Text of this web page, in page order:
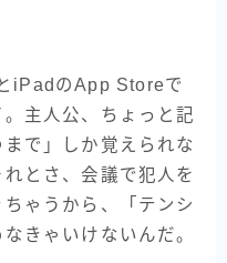
iPadのApp Storeで
主人公、ちょっと記
で」しか覚えられな
とさ、会議で犯人を
ゃうから、「テンシ
きゃいけないんだ。